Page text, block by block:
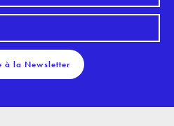
à la Newsletter